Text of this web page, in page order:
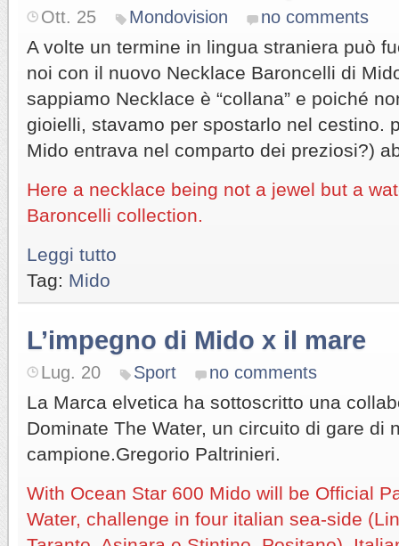
Ott. 25 Mondovision no comments
A volte un termine in lingua straniera può
noi con il nuovo Necklace Baroncelli di
sappiamo Necklace è “collana” e poiché
gioielli, stavamo per spostarlo nel cestino.
Mido entrava nel comparto dei preziosi?)
Here a necklace being not a jewel but a
Baroncelli collection.
Leggi tutto
Tag: Mido
L’impegno di Mido x il mare
Lug. 20 Sport no comments
La Marca elvetica ha sottoscritto una
Dominate The Water, un circuito di gare di
campione.Gregorio Paltrinieri.
With Ocean Star 600 Mido will be Official
Water, challenge in four italian sea-side